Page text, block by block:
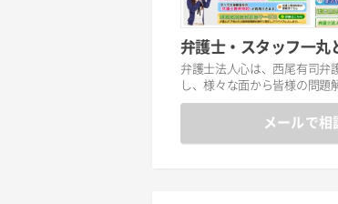
弁護士・スタッフ一丸
弁護士法人心は、西尾有司弁
し、様々な面から皆様の問題
メールで相